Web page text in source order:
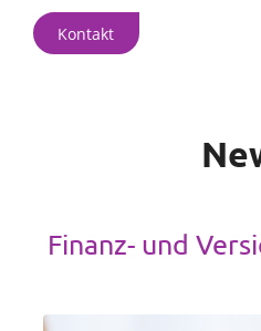
Kontakt
Finanz- und